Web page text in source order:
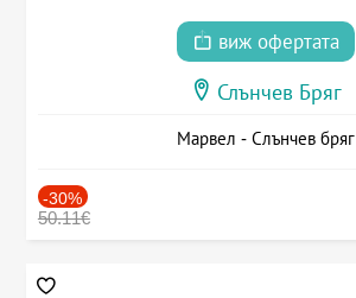
виж офертата
Слънчев Бряг
Марвел - Слънчев бряг
-30%
50.11€